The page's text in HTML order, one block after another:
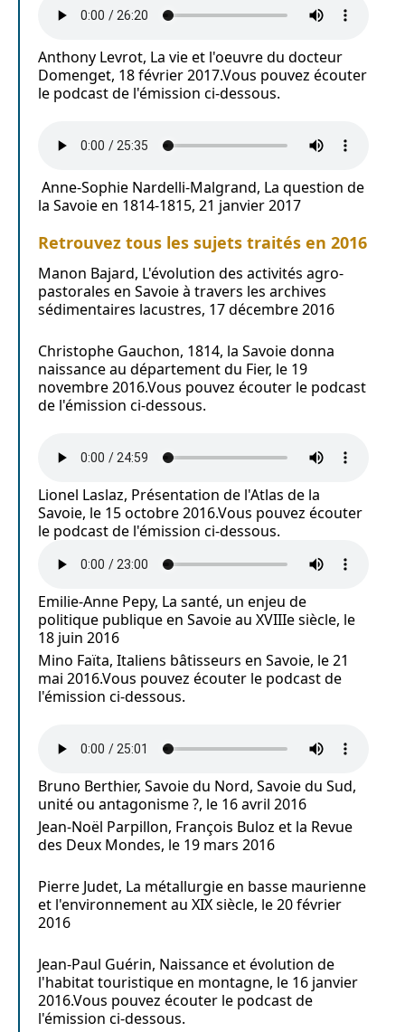
Anthony Levrot, La vie et l'oeuvre du docteur
Domenget, 18 février 2017.Vous pouvez écouter
le podcast de l'émission ci-dessous.
Anne-Sophie Nardelli-Malgrand, La question de
la Savoie en 1814-1815, 21 janvier 2017
Retrouvez tous les sujets traités en 2016
Manon Bajard, L'évolution des activités agro-
pastorales en Savoie à travers les archives
sédimentaires lacustres, 17 décembre 2016
Christophe Gauchon, 1814, la Savoie donna
naissance au département du Fier, le 19
novembre 2016.Vous pouvez écouter le podcast
de l'émission ci-dessous.
Lionel Laslaz, Présentation de l'Atlas de la
Savoie, le 15 octobre 2016.Vous pouvez écouter
le podcast de l'émission ci-dessous.
Emilie-Anne Pepy, La santé, un enjeu de
politique publique en Savoie au XVIIIe siècle, le
18 juin 2016
Mino Faïta, Italiens bâtisseurs en Savoie, le 21
mai 2016.Vous pouvez écouter le podcast de
l'émission ci-dessous.
Bruno Berthier, Savoie du Nord, Savoie du Sud,
unité ou antagonisme ?, le 16 avril 2016
Jean-Noël Parpillon, François Buloz et la Revue
des Deux Mondes, le 19 mars 2016
Pierre Judet, La métallurgie en basse maurienne
et l'environnement au XIX siècle, le 20 février
2016
Jean-Paul Guérin, Naissance et évolution de
l'habitat touristique en montagne, le 16 janvier
2016.Vous pouvez écouter le podcast de
l'émission ci-dessous.